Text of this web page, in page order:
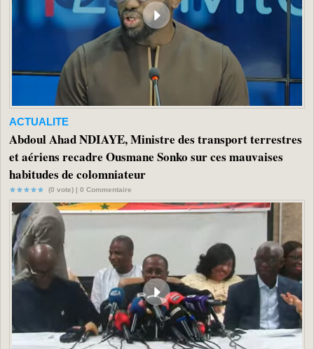
ACTUALITE
Abdoul Ahad NDIAYE, Ministre des transport terrestres
et aériens recadre Ousmane Sonko sur ces mauvaises
habitudes de colomniateur
(0 vote) | 0 Commentaire